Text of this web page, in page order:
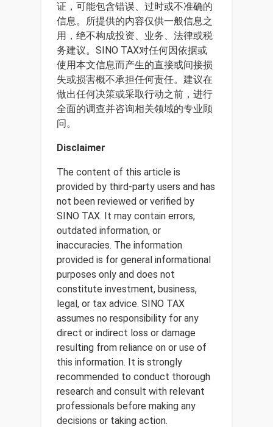
证，可能包含错误、过时或不准确的
信息。所提供的内容仅供一般信息之
用，绝不构成投资、业务、法律或税
务建议。SINO TAX对任何因依据或
使用本文信息而产生的直接或间接损
失或损害概不承担任何责任。建议在
做出任何决策或采取行动之前，进行
全面的调查并咨询相关领域的专业顾
问。
Disclaimer
The content of this article is
provided by third-party users and has
not been reviewed or verified by
SINO TAX. It may contain errors,
outdated information, or
inaccuracies. The information
provided is for general informational
purposes only and does not
constitute investment, business,
legal, or tax advice. SINO TAX
assumes no responsibility for any
direct or indirect loss or damage
resulting from reliance on or use of
this information. It is strongly
recommended to conduct thorough
research and consult with relevant
professionals before making any
decisions or taking action.